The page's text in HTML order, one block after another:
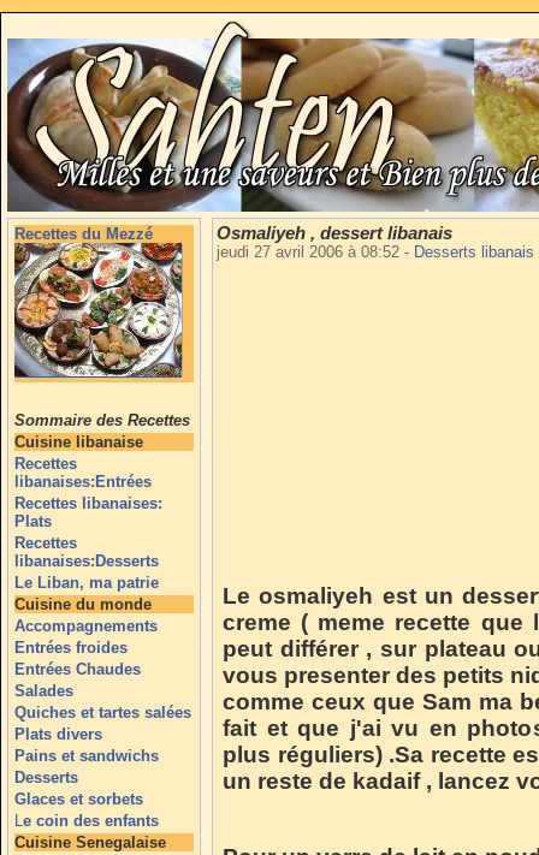
Recettes du Mezzé
Sommaire des Recettes
Cuisine libanaise
Recettes
libanaises:Entrées
Recettes libanaises:
Plats
Recettes
libanaises:Desserts
Le Liban, ma patrie
Cuisine du monde
Accompagnements
Entrées froides
Entrées Chaudes
Salades
Quiches et tartes salées
Plats divers
Pains et sandwichs
Desserts
Glaces et sorbets
Le coin des enfants
Cuisine Senegalaise
Osmaliyeh , dessert libanais
jeudi 27 avril 2006 à 08:52 - Desserts libanais
Le osmaliyeh est un
creme ( meme recette que
peut différer , sur plateau
vous presenter des petits
comme ceux que Sam ma
fait et que j'ai vu en
plus réguliers) .Sa recette
un reste de kadaif , lancez